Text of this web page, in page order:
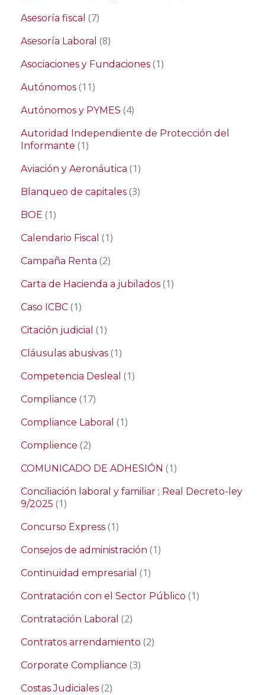
Asesoría fiscal (7)
Asesoría Laboral (8)
Asociaciones y Fundaciones (1)
Autónomos (11)
Autónomos y PYMES (4)
Autoridad Independiente de Protección del
Informante (1)
Aviación y Aeronáutica (1)
Blanqueo de capitales (3)
BOE (1)
Calendario Fiscal (1)
Campaña Renta (2)
Carta de Hacienda a jubilados (1)
Caso ICBC (1)
Citación judicial (1)
Cláusulas abusivas (1)
Competencia Desleal (1)
Compliance (17)
Compliance Laboral (1)
Complience (2)
COMUNICADO DE ADHESIÓN (1)
Conciliación laboral y familiar ; Real Decreto-ley
9/2025 (1)
Concurso Express (1)
Consejos de administración (1)
Continuidad empresarial (1)
Contratación con el Sector Público (1)
Contratación Laboral (2)
Contratos arrendamiento (2)
Corporate Compliance (3)
Costas Judiciales (2)